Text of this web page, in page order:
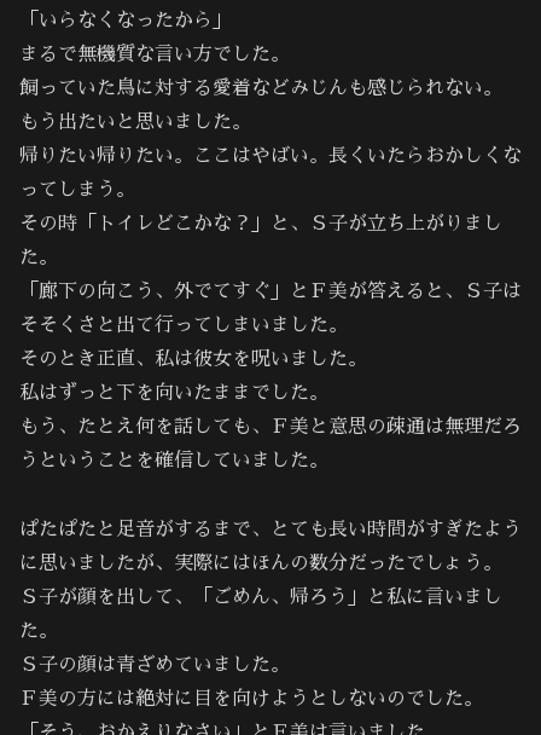
「いらなくなったから」
まるで無機質な言い方でした。
飼っていた鳥に対する愛着などみじんも感じられない。
もう出たいと思いました。
帰りたい帰りたい。ここはやばい。長くいたらおかしくな
ってしまう。
その時「トイレどこかな？」と、Ｓ子が立ち上がりまし
た。
「廊下の向こう、外でてすぐ」とＦ美が答えると、Ｓ子は
そそくさと出て行ってしまいました。
そのとき正直、私は彼女を呪いました。
私はずっと下を向いたままでした。
もう、たとえ何を話しても、Ｆ美と意思の疎通は無理だろ
うということを確信していました。
ぱたぱたと足音がするまで、とても長い時間がすぎたよう
に思いましたが、実際にはほんの数分だったでしょう。
Ｓ子が顔を出して、「ごめん、帰ろう」と私に言いまし
た。
Ｓ子の顔は青ざめていました。
Ｆ美の方には絶対に目を向けようとしないのでした。